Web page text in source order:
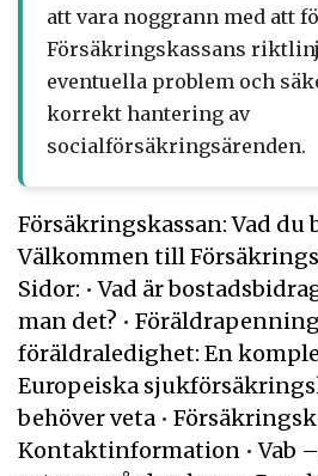
att vara noggrann med att
Försäkringskassans
eventuella problem och
korrekt hantering av
socialförsäkringsärenden.
Försäkringskassan: Vad du
Välkommen till
Sidor: •Vad är
man det? •
föräldraledighet: En
Europeiska
behöver veta •
Kontaktinformation •Vab